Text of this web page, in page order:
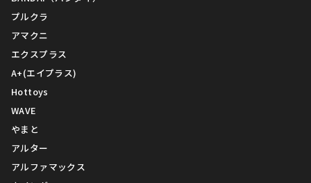
プルクラ
アマクニ
エクスプラス
A+(エイプラス)
Hottoys
WAVE
やまと
アルター
アルファマックス